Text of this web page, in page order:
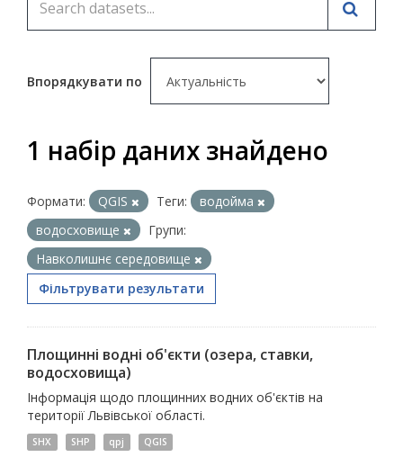
Впорядкувати по
1 набір даних знайдено
Формати: QGIS Теги:
водойма
водосховище
Групи:
Навколишнє середовище
Фільтрувати результати
Площинні водні об'єкти (озера, ставки,
водосховища)
Інформація щодо площинних водних об'єктів на
території Львівської області.
SHX SHP qpj QGIS